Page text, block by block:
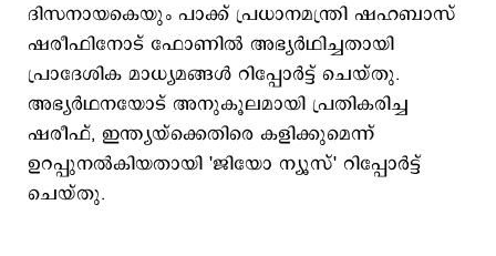
ദിസനായകെയും പാക്ക് പ്രധാനമന്ത്രി ഷഹബാസ്
ഷരീഫിനോട് ഫോണിൽ അഭ്യർഥിച്ചതായി
പ്രാദേശിക മാധ്യമങ്ങൾ റിപ്പോർട്ട് ചെയ്തു.
അഭ്യർഥനയോട് അനുകൂലമായി പ്രതികരിച്ച
ഷരീഫ്, ഇന്ത്യയ്‌ക്കെതിരെ കളിക്കുമെന്ന്
ഉറപ്പുനൽകിയതായി 'ജിയോ ന്യൂസ്' റിപ്പോർട്ട്
ചെയ്തു.